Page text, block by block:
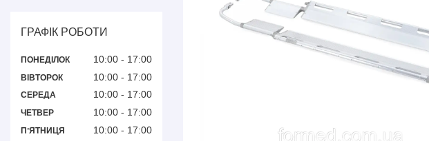
ГРАФІК РОБОТИ
ПОНЕДІЛОК 10:00 17:00
ВІВТОРОК 10:00 17:00
СЕРЕДА 10:00 17:00
ЧЕТВЕР 10:00 17:00
ПʼЯТНИЦЯ 10:00 17:00